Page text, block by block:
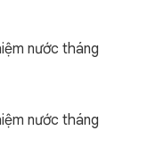
nước tháng
nước tháng